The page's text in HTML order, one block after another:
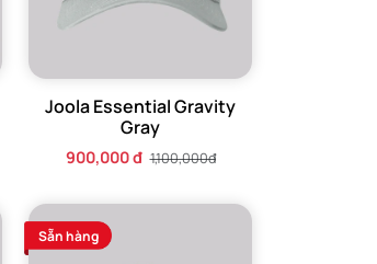
Joola Essential Gravity
Gray
900,000 đ 1,100,000đ
Sẵn hàng